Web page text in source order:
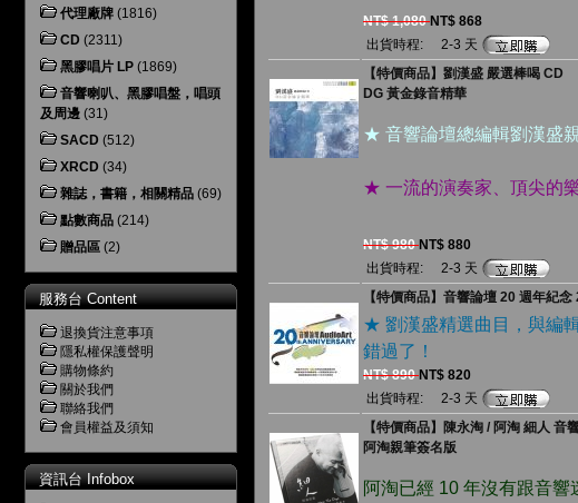
代理廠牌 (1816)
CD (2311)
黑膠唱片 LP (1869)
音響喇叭、黑膠唱盤，唱頭
及周邊 (31)
SACD (512)
XRCD (34)
雜誌，書籍，相關精品 (69)
點數商品 (214)
贈品區 (2)
服務台 Content
退換貨注意事項
隱私權保護聲明
購物條約
關於我們
聯絡我們
會員權益及須知
資訊台 Infobox
NT$ 1,080NT$ 868
出貨時程:
2-3 天
【特價商品】劉漢盛 嚴選棒喝 CD
DG 黃金錄音精華
★ 音響論壇總編輯劉漢盛
★ 一流的演奏家、頂尖的
NT$ 980NT$ 880
出貨時程:
2-3 天
【特價商品】音響論壇 20 週年紀念
★ 劉漢盛精選曲目，與編
錯過了！
NT$ 890NT$ 820
出貨時程:
2-3 天
【特價商品】陳永淘 / 阿淘 細人 音
阿淘親筆簽名版
阿淘已經 10 年沒有跟音